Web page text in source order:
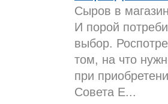
Сыров в
И порой
выбор.
том, на что
при
Совета Е...